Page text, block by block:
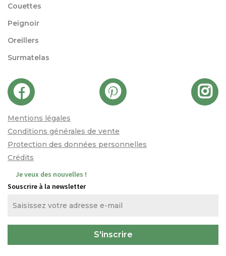
Couettes
Peignoir
Oreillers
Surmatelas
Mentions légales
Conditions générales de vente
Protection des données personnelles
Crédits
Je veux des nouvelles !
Souscrire à la newsletter